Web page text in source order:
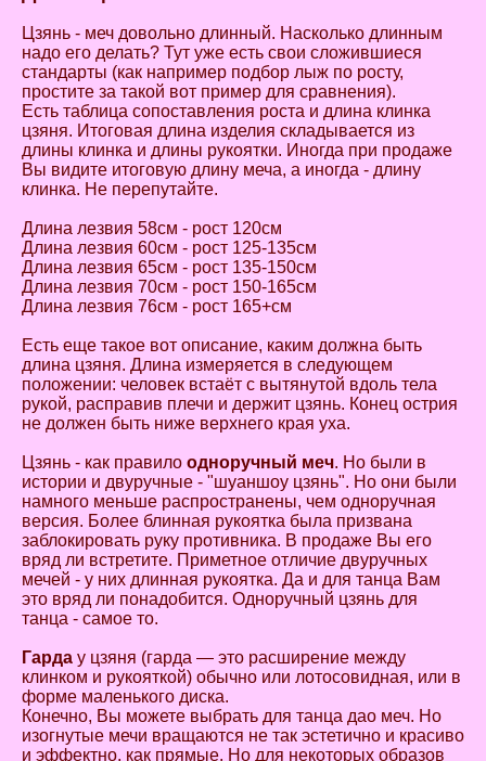
Цзянь - меч довольно длинный. Насколько длинным
надо его делать? Тут уже есть свои сложившиеся
стандарты (как например подбор лыж по росту,
простите за такой вот пример для сравнения).
Есть таблица сопоставления роста и длина клинка
цзяня. Итоговая длина изделия складывается из
длины клинка и длины рукоятки. Иногда при продаже
Вы видите итоговую длину меча, а иногда - длину
клинка. Не перепутайте.
Длина лезвия 58см - рост 120см
Длина лезвия 60см - рост 125-135см
Длина лезвия 65см - рост 135-150см
Длина лезвия 70см - рост 150-165см
Длина лезвия 76см - рост 165+см
Есть еще такое вот описание, каким должна быть
длина цзяня. Длина измеряется в следующем
положении: человек встаёт с вытянутой вдоль тела
рукой, расправив плечи и держит цзянь. Конец острия
не должен быть ниже верхнего края уха.
Цзянь - как правило одноручный меч. Но были в
истории и двуручные - "шуаншоу цзянь". Но они были
намного меньше распространены, чем одноручная
версия. Более блинная рукоятка была призвана
заблокировать руку противника. В продаже Вы его
вряд ли встретите. Приметное отличие двуручных
мечей - у них длинная рукоятка. Да и для танца Вам
это вряд ли понадобится. Одноручный цзянь для
танца - самое то.
Гарда у цзяня (гарда — это расширение между
клинком и рукояткой) обычно или лотосовидная, или в
форме маленького диска.
Конечно, Вы можете выбрать для танца дао меч. Но
изогнутые мечи вращаются не так эстетично и красиво
и эффектно, как прямые. Но для некоторых образов